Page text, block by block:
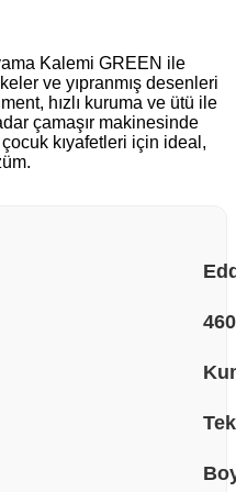
Kalemi GREEN ile
ve yıpranmış desenleri
hızlı kuruma ve ütü ile
çamaşır makinesinde
kıyafetleri için ideal,